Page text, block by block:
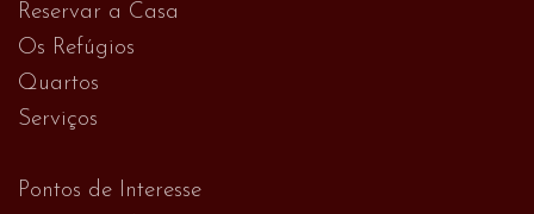
Reservar a Casa
Os Refúgios
Quartos
Serviços
Pontos de Interesse